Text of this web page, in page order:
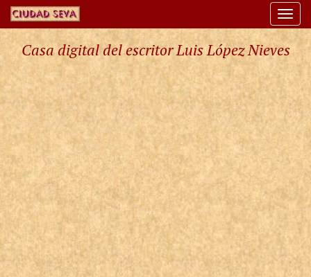
Casa digital del escritor Luis López Nieves